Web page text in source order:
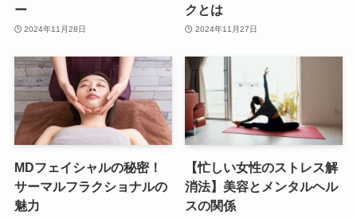
ー
2024年11月28日
クとは
2024年11月27日
MDフェイシャルの秘密！
サーマルフラクショナルの
魅力
【忙しい女性のストレス解
消法】美容とメンタルヘル
スの関係